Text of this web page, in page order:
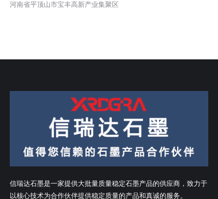
河南省平顶山市宝丰高新产业集聚区
信瑞达石墨是一家提供大批量质量稳定石墨产品的供应商，致力于
以核心技术为合作伙伴提供稳定质量的产品和真诚的服务。